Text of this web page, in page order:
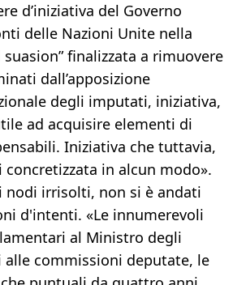
d’iniziativa del Governo
delle Nazioni Unite nella
finalizzata a rimuovere
dall’apposizione
degli imputati, iniziativa,
ad acquisire elementi di
Iniziativa che tuttavia,
in alcun modo».
irrisolti, non si è andati
d'intenti. «Le innumerevoli
al Ministro degli
alle commissioni deputate, le